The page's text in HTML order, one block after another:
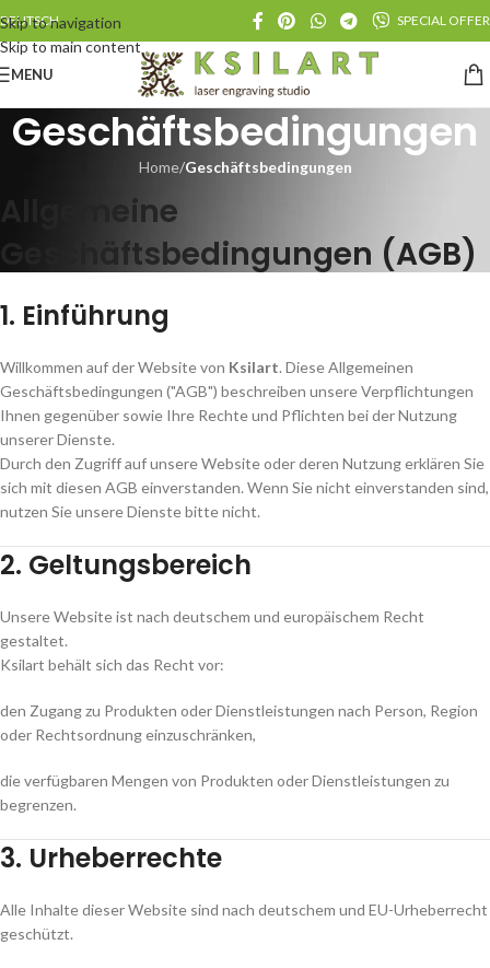
Skip to navigation
Skip to main content
DEUTSCH SPECIAL OFFER
MENU
Geschäftsbedingungen
Home/Geschäftsbedingungen
Allgemeine
Geschäftsbedingungen (AGB)
1. Einführung
Willkommen auf der Website von Ksilart. Diese Allgemeinen
Geschäftsbedingungen ("AGB") beschreiben unsere Verpflichtungen
Ihnen gegenüber sowie Ihre Rechte und Pflichten bei der Nutzung
unserer Dienste.
Durch den Zugriff auf unsere Website oder deren Nutzung erklären Sie
sich mit diesen AGB einverstanden. Wenn Sie nicht einverstanden sind,
nutzen Sie unsere Dienste bitte nicht.
2. Geltungsbereich
Unsere Website ist nach deutschem und europäischem Recht
gestaltet.
Ksilart behält sich das Recht vor:
den Zugang zu Produkten oder Dienstleistungen nach Person, Region
oder Rechtsordnung einzuschränken,
die verfügbaren Mengen von Produkten oder Dienstleistungen zu
begrenzen.
3. Urheberrechte
Alle Inhalte dieser Website sind nach deutschem und EU-Urheberrecht
geschützt.